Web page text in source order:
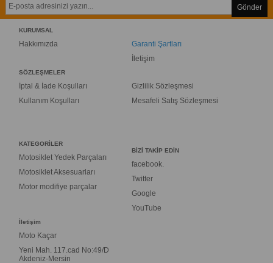
Gönder
KURUMSAL
Hakkımızda
Garanti Şartları
İletişim
SÖZLEŞMELER
İptal & İade Koşulları
Kullanım Koşulları
Gizlilik Sözleşmesi
Mesafeli Satış Sözleşmesi
KATEGORİLER
Motosiklet Yedek Parçaları
Motosiklet Aksesuarları
Motor modifiye parçalar
BİZİ TAKİP EDİN
facebook.
Twitter
Google
YouTube
İletişim
Moto Kaçar
Yeni Mah. 117.cad No:49/D
Akdeniz-Mersin